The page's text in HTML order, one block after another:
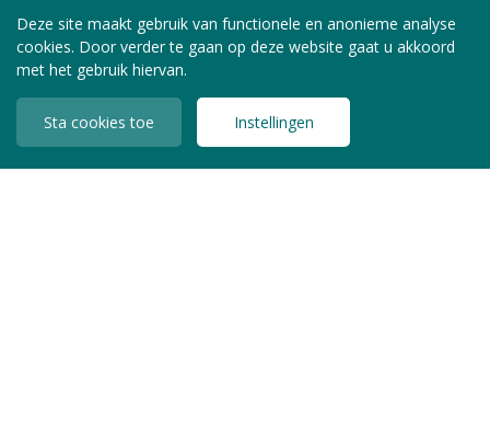
Deze site maakt gebruik van functionele en anonieme analyse
cookies. Door verder te gaan op deze website gaat u akkoord
met het gebruik hiervan.
Sta cookies toe Instellingen